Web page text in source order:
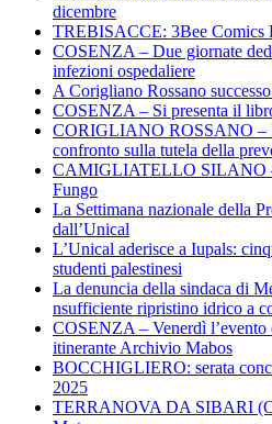
dicembre
TREBISACCE: 3Bee Comics
COSENZA – Due giornate
infezioni ospedaliere
A Corigliano Rossano
COSENZA – Si presenta il
CORIGLIANO ROSSANO –
confronto sulla tutela della
CAMIGLIATELLO SILANO –
Fungo
La Settimana nazionale della
dall’Unical
L’Unical aderisce a Iupals:
studenti palestinesi
La denuncia della sindaca di
nsufficiente ripristino idrico a
COSENZA – Venerdì l’evento
itinerante Archivio Mabos
BOCCHIGLIERO: serata
2025
TERRANOVA DA SIBARI